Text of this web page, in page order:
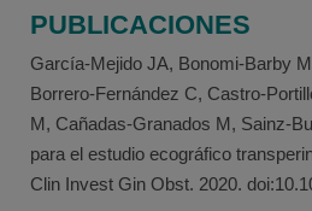
PUBLICACIONES
García-Mejido JA, Bonomi-Barby
Borrero-Fernández C, Castro-
M, Cañadas-Granados M, Sainz-
para el estudio ecográfico
Clin Invest Gin Obst. 2020.